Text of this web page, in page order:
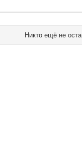
Никто ещё не